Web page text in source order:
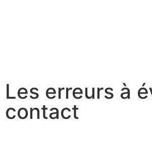
Les erreurs à
contact